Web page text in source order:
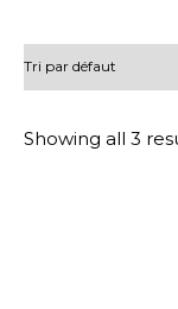
Showing all 3